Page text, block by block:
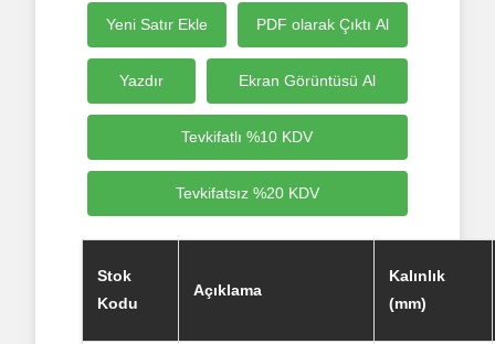
Yeni Satır Ekle PDF olarak Çıktı Al
Yazdır Ekran Görüntüsü Al
Tevkifatlı %10 KDV
Tevkifatsız %20 KDV
Stok
Kodu
Açıklama
Kalınlık
(mm)